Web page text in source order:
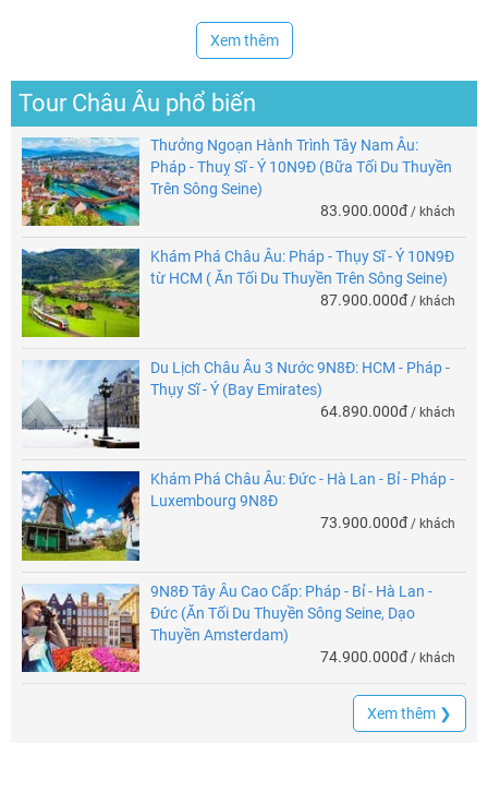
Xem thêm
Tour Châu Âu phổ biến
Thưởng Ngoạn Hành Trình Tây Nam Âu:
Pháp - Thuỵ Sĩ - Ý 10N9Đ (Bữa Tối Du Thuyền
Trên Sông Seine)
83.900.000đ / khách
Khám Phá Châu Âu: Pháp - Thụy Sĩ - Ý 10N9Đ
từ HCM ( Ăn Tối Du Thuyền Trên Sông Seine)
87.900.000đ / khách
Du Lịch Châu Âu 3 Nước 9N8Đ: HCM - Pháp -
Thụy Sĩ - Ý (Bay Emirates)
64.890.000đ / khách
Khám Phá Châu Âu: Đức - Hà Lan - Bỉ - Pháp -
Luxembourg 9N8Đ
73.900.000đ / khách
9N8Đ Tây Âu Cao Cấp: Pháp - Bỉ - Hà Lan -
Đức (Ăn Tối Du Thuyền Sông Seine, Dạo
Thuyền Amsterdam)
74.900.000đ / khách
Xem thêm ❯